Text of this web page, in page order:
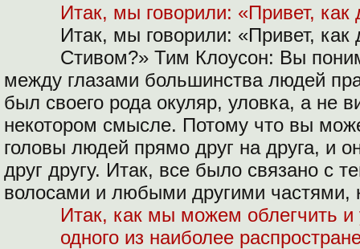
Итак, мы говорили: «Привет,
Итак, мы говорили: «Привет, как
Стивом?» Тим Клоусон: Вы
между глазами большинства людей
был своего рода окуляр, уловка, а не
некотором смысле. Потому что вы
головы людей прямо друг на друга, и
друг другу. Итак, все было связано с
волосами и любыми другими частями,
Итак, как мы можем облегчить и
одного из наиболее